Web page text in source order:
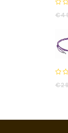
out
€
out
€